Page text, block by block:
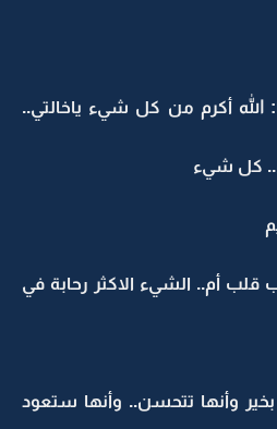
أكرم من كل شيء ياخالتي..
كل شيء
أم.. الشيء الاكثر رحابة في
وأنها تتحسن.. وأنها ستعود